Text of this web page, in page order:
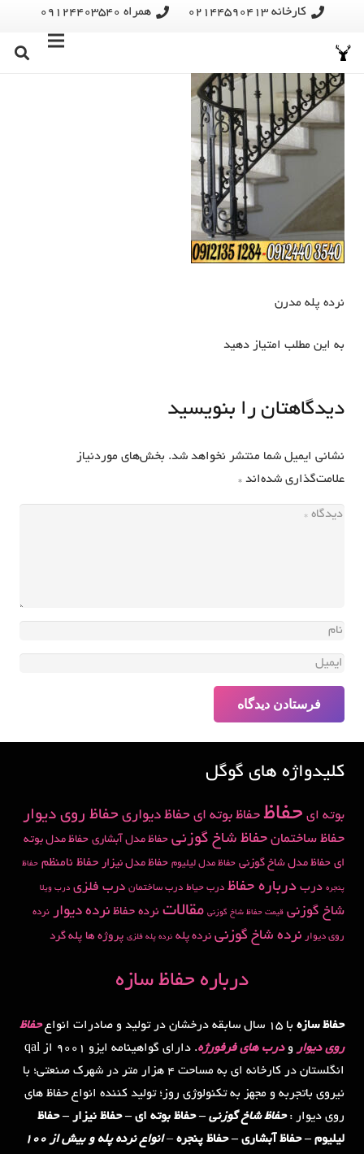
کارخانه 02144590413 همراه 09124403540
نرده پله مدرن
به این مطلب امتیاز دهید
دیدگاهتان را بنویسید
نشانی ایمیل شما منتشر نخواهد شد. بخش‌های موردنیاز
علامت‌گذاری شده‌اند *
فرستادن دیدگاه
کلیدواژه های گوگل
بوته ای حفاظ حفاظ بوته ای حفاظ دیواری حفاظ روی دیوار
حفاظ ساختمان حفاظ شاخ گوزنی حفاظ مدل آبشاری حفاظ مدل بوته
ای حفاظ مدل شاخ گوزنی حفاظ مدل لیلیوم حفاظ مدل نیزار حفاظ نامنظم حفاظ
پنجره درب درباره حفاظ درب حیاط درب ساختمان درب فلزی درب ویلا
شاخ گوزنی قیمت حفاظ شاخ گوزنی مقالات نرده حفاظ نرده دیوار نرده
روی دیوار نرده شاخ گوزنی نرده پله نرده پله فلزی پروژه ها پله گرد
درباره حفاظ سازه
حفاظ سازه با 15 سال سابقه درخشان در تولید و صادرات انواع
حفاظ
روی دیوار ودرب های فرفورژه
. دارای گواهینامه ایزو 9001 از qal
انگلستان در کارخانه ای به مساحت 4 هزار متر در شهرک صنعتی؛ با
نیروی باتجربه و مجهز به تکنولوژی روز؛ تولید کننده انواع حفاظ های
روی دیوار :حفاظ شاخ گوزنی– حفاظ بوته ای – حفاظ نیزار – حفاظ
لیلیوم – حفاظ آبشاری – حفاظ پنجره –
انواع نرده پله و بیش از 100